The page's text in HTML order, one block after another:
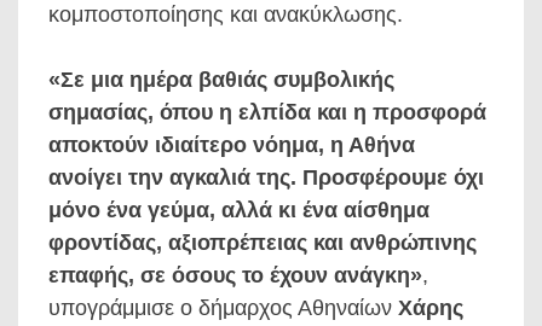
κομποστοποίησης και ανακύκλωσης.
«Σε μια ημέρα βαθιάς συμβολικής
σημασίας, όπου η ελπίδα και η προσφορά
αποκτούν ιδιαίτερο νόημα, η Αθήνα
ανοίγει την αγκαλιά της. Προσφέρουμε όχι
μόνο ένα γεύμα, αλλά κι ένα αίσθημα
φροντίδας, αξιοπρέπειας και ανθρώπινης
επαφής, σε όσους το έχουν ανάγκη»,
υπογράμμισε ο δήμαρχος Αθηναίων Χάρης